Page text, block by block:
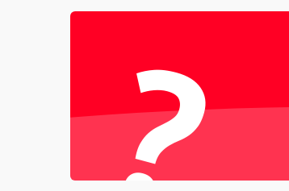
аккумулятором
?